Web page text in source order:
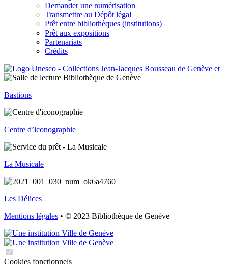
Demander une numérisation
Transmettre au Dépôt légal
Prêt entre bibliothèques (institutions)
Prêt aux expositions
Partenariats
Crédits
Bastions
Centre d’iconographie
La Musicale
Les Délices
Mentions légales • © 2023 Bibliothèque de Genève
Cookies fonctionnels